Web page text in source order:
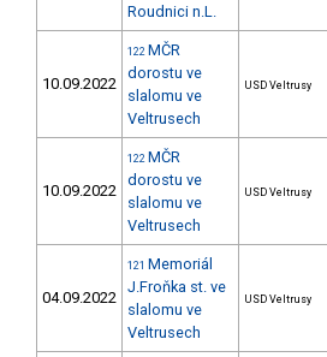
Roudnici n.L.
10.09.2022
122 MČR
dorostu ve
slalomu ve
Veltrusech
USD Veltrusy
10.09.2022
122 MČR
dorostu ve
slalomu ve
Veltrusech
USD Veltrusy
04.09.2022
121 Memoriál
J.Froňka st. ve
slalomu ve
Veltrusech
USD Veltrusy